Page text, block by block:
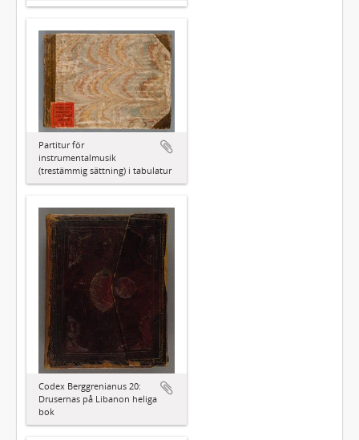
Partitur för
instrumentalmusik
(trestämmig sättning) i tabulatur
Codex Berggrenianus 20:
Drusernas på Libanon heliga
bok